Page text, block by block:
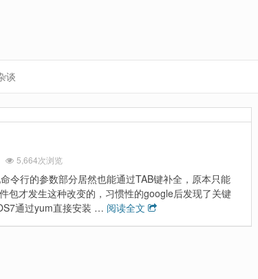
谈
5,664次浏览
令行的参数部分居然也能通过TAB键补全，原本只能
包才发生这种改变的，习惯性的google后发现了关键
通过yum直接安装 … 阅读全文